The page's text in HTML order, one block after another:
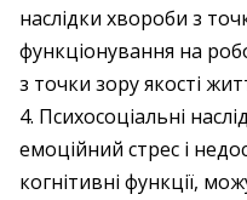
наслідки хвороби з
функціонування на
з точки зору якості
4. Психосоціальні
емоційний стрес і
когнітивні функції,